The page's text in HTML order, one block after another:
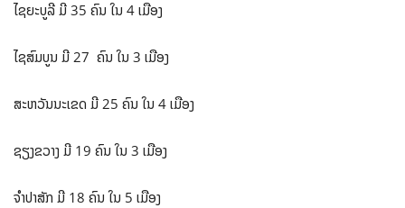
ໄຊຍະບູລີ ມີ 35 ຄົນ ໃນ 4​ ເມືອງ
ໄຊສົມບູນ ມີ 27 ຄົນ ໃນ ​3 ເມືອງ
ສະຫວັນນະເຂດ ມີ 25 ຄົນ ໃນ 4​ ເມືອງ
ຊຽງຂວາງ ມີ 19 ຄົນ ໃນ ​3 ເມືອງ
ຈຳປາສັກ ມີ 18 ຄົນ ໃນ ​5 ເມືອງ